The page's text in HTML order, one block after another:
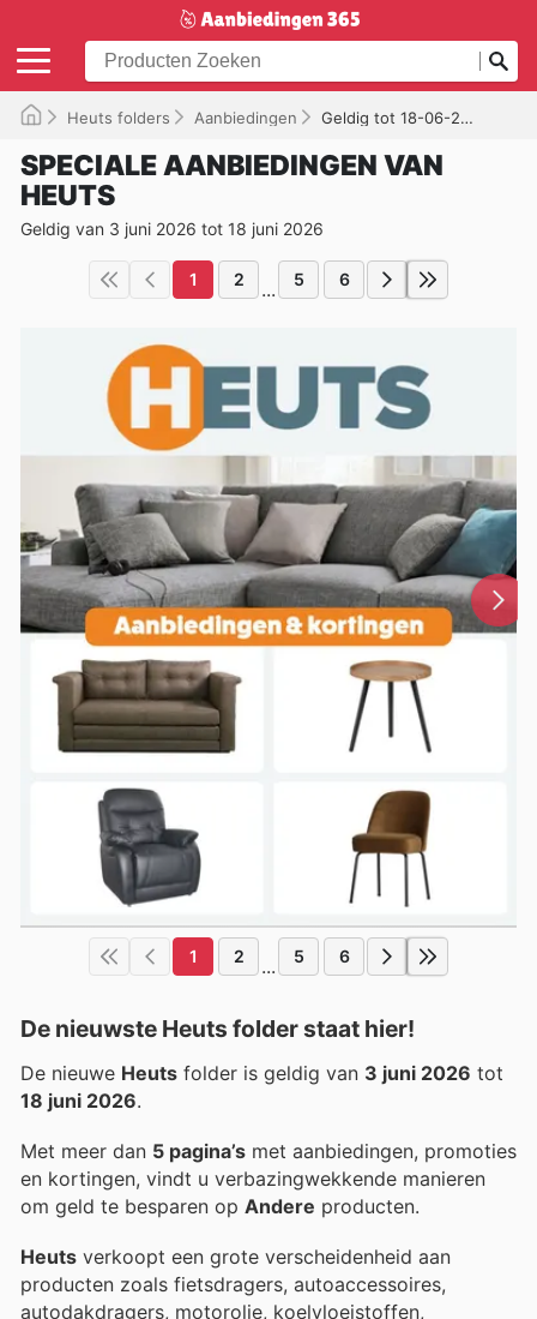
Heuts folders Aanbiedingen Geldig tot 18-06-2026
SPECIALE AANBIEDINGEN VAN
HEUTS
Geldig van 3 juni 2026 tot 18 juni 2026
1 2 ... 5 6
1 2 ... 5 6
De nieuwste Heuts folder staat hier!
De nieuwe Heuts folder is geldig van 3 juni 2026 tot
18 juni 2026.
Met meer dan 5 pagina’s met aanbiedingen, promoties
en kortingen, vindt u verbazingwekkende manieren
om geld te besparen op Andere producten.
Heuts verkoopt een grote verscheidenheid aan
producten zoals fietsdragers, autoaccessoires,
autodakdragers, motorolie, koelvloeistoffen,